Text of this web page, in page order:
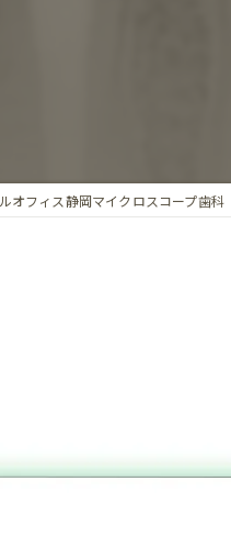
オフィス静岡マイクロスコープ歯科